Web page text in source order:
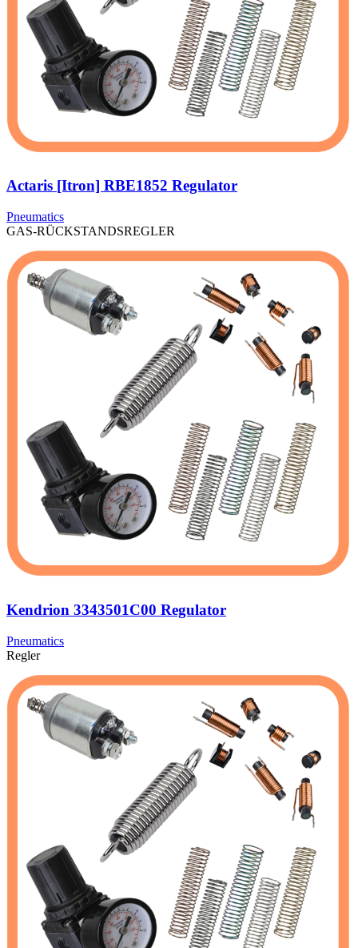
Actaris [Itron] RBE1852 Regulator
Pneumatics
GAS-RÜCKSTANDSREGLER
Kendrion 3343501C00 Regulator
Pneumatics
Regler